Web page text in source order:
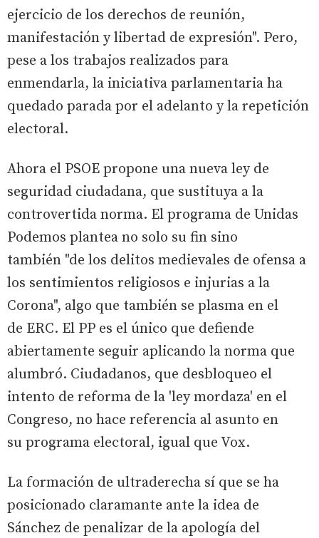
ejercicio de los derechos de reunión,
manifestación y libertad de expresión". Pero,
pese a los trabajos realizados para
enmendarla, la iniciativa parlamentaria ha
quedado parada por el adelanto y la repetición
electoral.
Ahora el PSOE propone una nueva ley de
seguridad ciudadana, que sustituya a la
controvertida norma. El programa de Unidas
Podemos plantea no solo su fin sino
también "de los delitos medievales de ofensa a
los sentimientos religiosos e injurias a la
Corona", algo que también se plasma en el
de ERC. El PP es el único que defiende
abiertamente seguir aplicando la norma que
alumbró. Ciudadanos, que desbloqueo el
intento de reforma de la 'ley mordaza' en el
Congreso, no hace referencia al asunto en
su programa electoral, igual que Vox.
La formación de ultraderecha sí que se ha
posicionado claramante ante la idea de
Sánchez de penalizar de la apología del